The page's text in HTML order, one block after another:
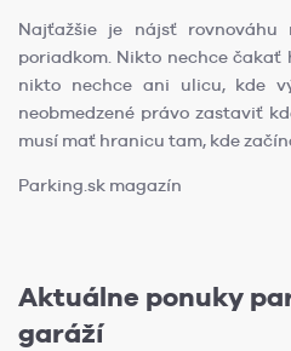
Najťažšie je nájsť rovnováhu
poriadkom. Nikto nechce čakať
nikto nechce ani ulicu, kde
neobmedzené právo zastaviť
musí mať hranicu tam, kde
Parking.sk magazín
Aktuálne ponuky
garáží